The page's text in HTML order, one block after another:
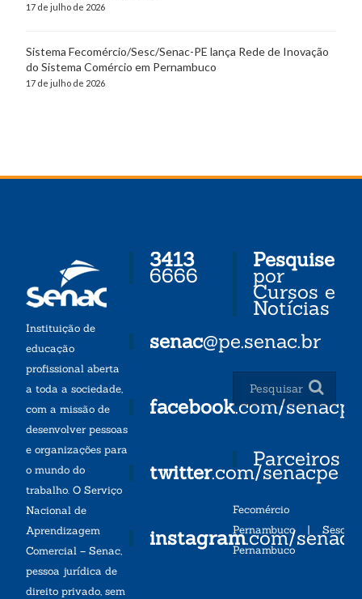
17 de julho de 2026
Sistema Fecomércio/Sesc/Senac-PE lança Rede de Inovação
do Sistema Comércio em Pernambuco
17 de julho de 2026
Instituição de
educação
profissional aberta
a toda a sociedade,
com a missão de
desenvolver pessoas
e organizações para
o mundo do
trabalho. O Serviço
Nacional de
Aprendizagem
Comercial – Senac,
pessoa jurídica de
direito privado, sem
3413
6666
senac@pe.senac.br
facebook.com/senacpe
twitter.com/senacpe
instagram.com/
Pesquise
por
Cursos e
Notícias
Parceiros
Fecomércio
Pernambuco| Sesc
Pernambuco